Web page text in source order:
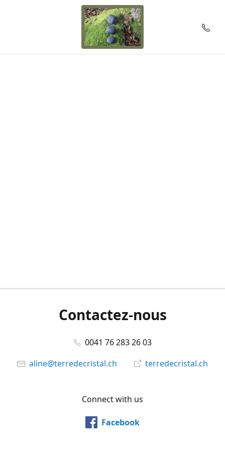
Contactez-nous
0041 76 283 26 03
aline@terredecristal.ch
terredecristal.ch
Connect with us
Facebook